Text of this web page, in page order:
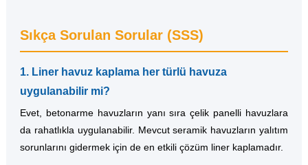
Sıkça Sorulan Sorular (SSS)
1. Liner havuz kaplama her türlü havuza
uygulanabilir mi?
Evet, betonarme havuzların yanı sıra çelik panelli havuzlara
da rahatlıkla uygulanabilir. Mevcut seramik havuzların yalıtım
sorunlarını gidermek için de en etkili çözüm liner kaplamadır.